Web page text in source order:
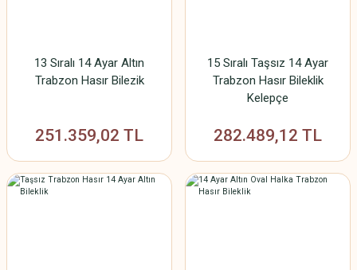
13 Sıralı 14 Ayar Altın
Trabzon Hasır Bilezik
251.359,02 TL
15 Sıralı Taşsız 14 Ayar
Trabzon Hasır Bileklik
Kelepçe
282.489,12 TL